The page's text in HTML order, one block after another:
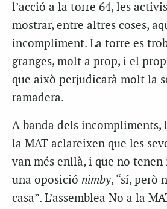
l’acció a la torre 64, les
mostrar, entre altres coses,
incompliment. La torre es
granges, molt a prop, i el
que això perjudicarà molt la
ramadera.
A banda dels incompliments,
la MAT aclareixen que les
van més enllà, i que no
una oposició nimby, “sí, però
casa”. L’assemblea No a la